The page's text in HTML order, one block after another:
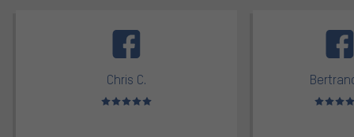
Chris C.
Note moyenne : 5 sur 5 Note